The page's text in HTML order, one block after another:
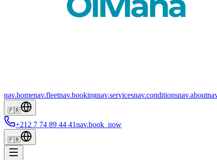
nav.homenav.fleetnav.bookingnav.servicesnav.conditionsnav.about
🇫🇷
+212 7 74 89 44 41nav.book_now
🇫🇷